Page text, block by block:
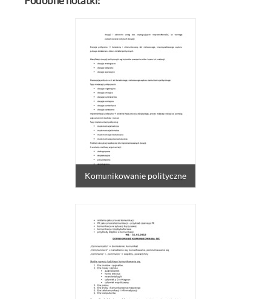
Komunikowanie polityczne